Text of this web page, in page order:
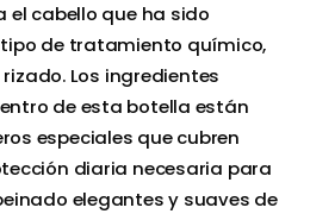
el cabello que ha sido
de tratamiento químico,
Los ingredientes
de esta botella están
especiales que cubren
diaria necesaria para
elegantes y suaves de